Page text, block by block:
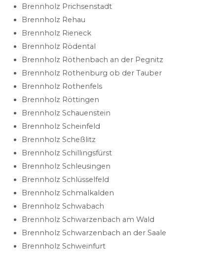
Brennholz Prichsenstadt
Brennholz Rehau
Brennholz Rieneck
Brennholz Rödental
Brennholz Röthenbach an der Pegnitz
Brennholz Rothenburg ob der Tauber
Brennholz Rothenfels
Brennholz Röttingen
Brennholz Schauenstein
Brennholz Scheinfeld
Brennholz Scheßlitz
Brennholz Schillingsfürst
Brennholz Schleusingen
Brennholz Schlüsselfeld
Brennholz Schmalkalden
Brennholz Schwabach
Brennholz Schwarzenbach am Wald
Brennholz Schwarzenbach an der Saale
Brennholz Schweinfurt